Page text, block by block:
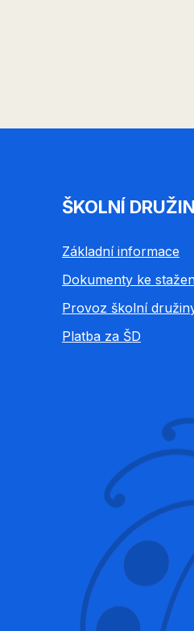
ŠKOLNÍ
Základní informace
Dokumenty ke
Provoz školní
Platba za ŠD